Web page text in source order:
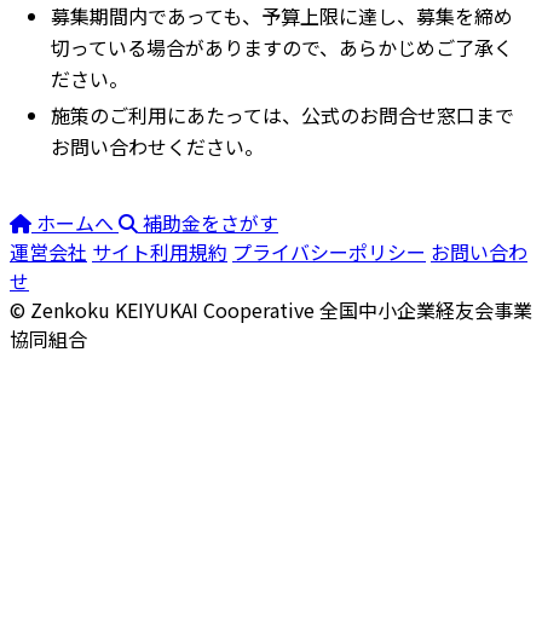
募集期間内であっても、予算上限に達し、募集を締め
切っている場合がありますので、あらかじめご了承く
ださい。
施策のご利用にあたっては、公式のお問合せ窓口まで
お問い合わせください。
ホームへ
補助金をさがす
運営会社 サイト利用規約 プライバシーポリシー お問い合わ
せ
© Zenkoku KEIYUKAI Cooperative全国中小企業経友会事業
協同組合